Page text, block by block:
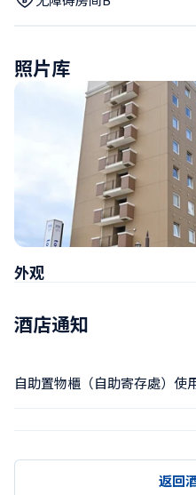
照片库
外观
酒店通知
自助置物櫃（自助寄存處）使
返回